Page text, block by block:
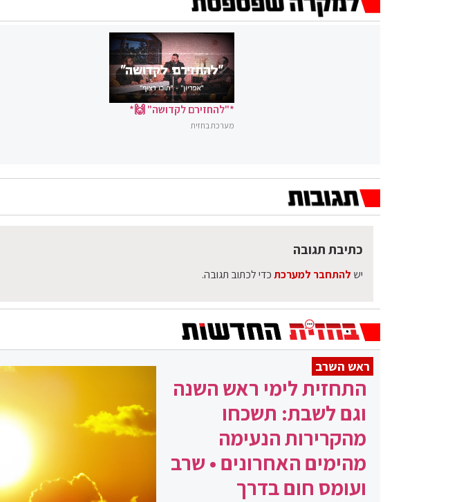
*"להחזירם לקדושה" 🙌*
מערכת בחזית
כתיבת תגובה
יש להתחבר למערכתכדי לכתוב תגובה.
ראש השרב
התחזית לימי ראש השנה
וגם לשבת: תשכחו
מהקרירות הנעימה
מהימים האחרונים • שרב
ועומס חום בדרך